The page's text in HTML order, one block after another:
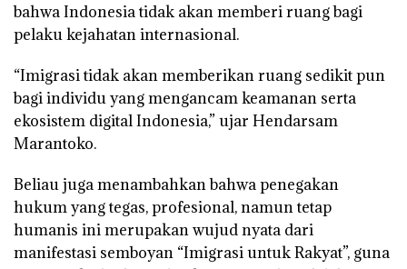
bahwa Indonesia tidak akan memberi ruang bagi
pelaku kejahatan internasional.
“Imigrasi tidak akan memberikan ruang sedikit pun
bagi individu yang mengancam keamanan serta
ekosistem digital Indonesia,” ujar Hendarsam
Marantoko.
Beliau juga menambahkan bahwa penegakan
hukum yang tegas, profesional, namun tetap
humanis ini merupakan wujud nyata dari
manifestasi semboyan “Imigrasi untuk Rakyat”, guna